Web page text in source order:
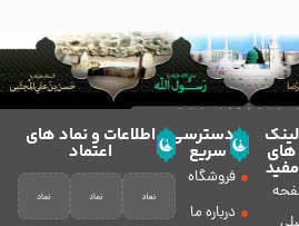
لینک
های
مفید
دسترسی
سریع
فروشگاه
درباره ما
اطلاعات و نماد های
اعتماد